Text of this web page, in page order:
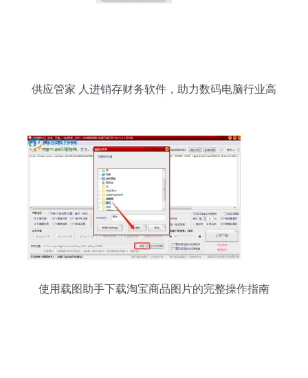
供应管家 人进销存财务软件，助力数码电脑行业高
使用载图助手下载淘宝商品图片的完整操作指南